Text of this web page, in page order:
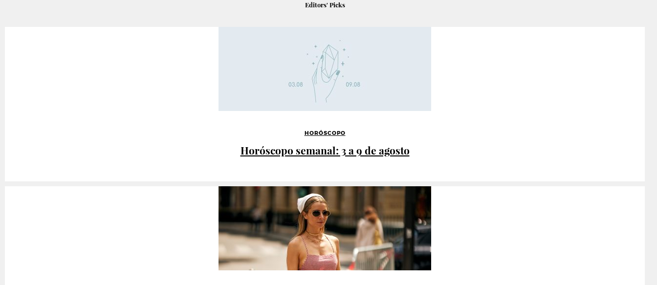
Editors' Picks
HORÓSCOPO
Horóscopo semanal: 3 a 9 de agosto